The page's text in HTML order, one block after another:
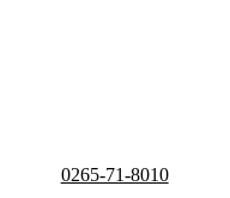
0265-71-8010